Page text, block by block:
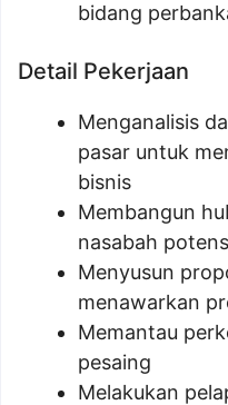
bidang
Detail Pekerjaan
Menganalisis
pasar untuk
bisnis
Membangun
nasabah
Menyusun
menawarkan
Memantau
pesaing
Melakukan